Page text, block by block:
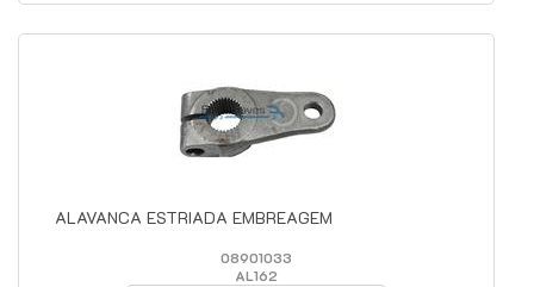
ALAVANCA ESTRIADA EMBREAGEM
08901033
AL162